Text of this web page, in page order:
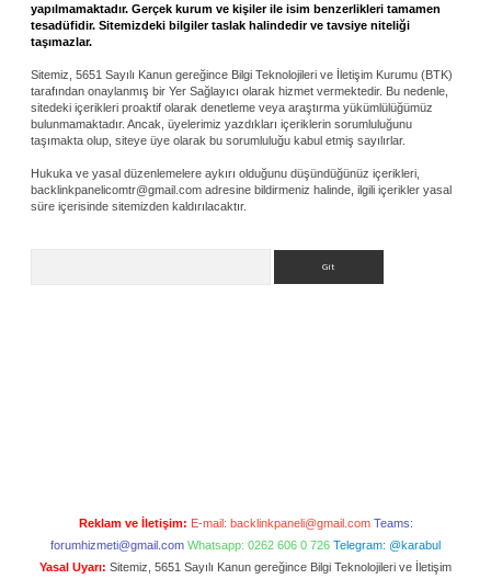
yapılmamaktadır. Gerçek kurum ve kişiler ile isim benzerlikleri tamamen
tesadüfidir. Sitemizdeki bilgiler taslak halindedir ve tavsiye niteliği
taşımazlar.
Sitemiz, 5651 Sayılı Kanun gereğince Bilgi Teknolojileri ve İletişim Kurumu (BTK)
tarafından onaylanmış bir Yer Sağlayıcı olarak hizmet vermektedir. Bu nedenle,
sitedeki içerikleri proaktif olarak denetleme veya araştırma yükümlülüğümüz
bulunmamaktadır. Ancak, üyelerimiz yazdıkları içeriklerin sorumluluğunu
taşımakta olup, siteye üye olarak bu sorumluluğu kabul etmiş sayılırlar.
Hukuka ve yasal düzenlemelere aykırı olduğunu düşündüğünüz içerikleri,
backlinkpanelicomtr@gmail.com adresine bildirmeniz halinde, ilgili içerikler yasal
süre içerisinde sitemizden kaldırılacaktır.
Reklam ve İletişim: E-mail: backlinkpaneli@gmail.com Teams:
forumhizmeti@gmail.com Whatsapp: 0262 606 0 726 Telegram: @karabul
Yasal Uyarı: Sitemiz, 5651 Sayılı Kanun gereğince Bilgi Teknolojileri ve İletişim